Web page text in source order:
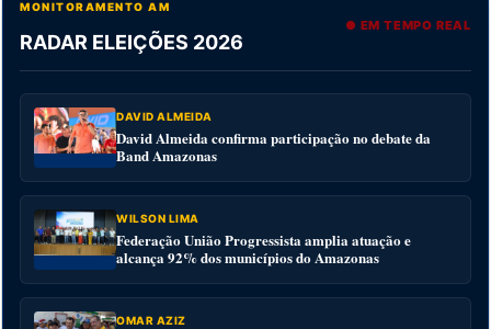
MONITORAMENTO AM
RADAR ELEIÇÕES 2026
● EM TEMPO REAL
DAVID ALMEIDA
David Almeida confirma participação no debate da
Band Amazonas
WILSON LIMA
Federação União Progressista amplia atuação e
alcança 92% dos municípios do Amazonas
OMAR AZIZ